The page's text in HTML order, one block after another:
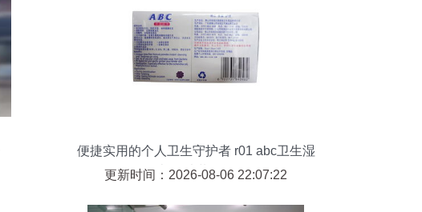
便捷实用的个人卫生守护者 r01 abc卫生湿
巾18片装测评
更新时间：2026-08-06 22:07:22